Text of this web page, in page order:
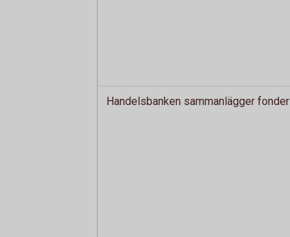
Handelsbanken sammanlägger fonder